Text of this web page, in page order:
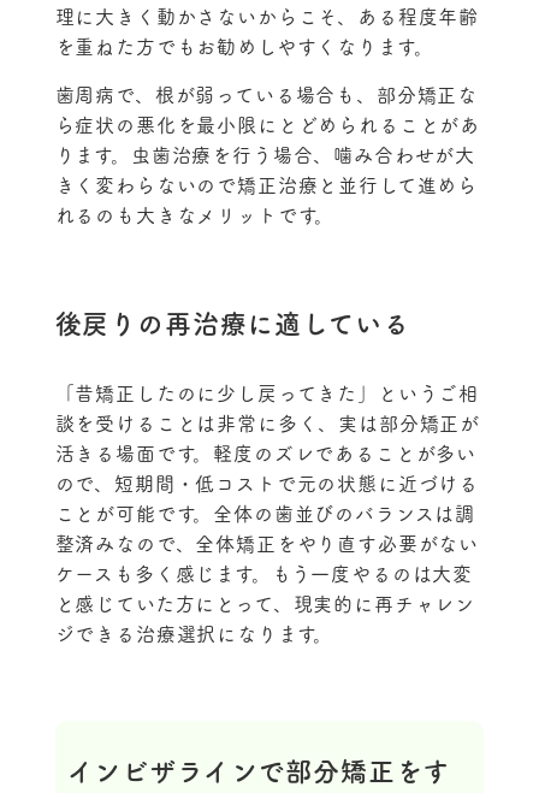
理に大きく動かさないからこそ、ある程度年齢
を重ねた方でもお勧めしやすくなります。
歯周病で、根が弱っている場合も、部分矯正な
ら症状の悪化を最小限にとどめられることがあ
ります。虫歯治療を行う場合、噛み合わせが大
きく変わらないので矯正治療と並行して進めら
れるのも大きなメリットです。
後戻りの再治療に適している
「昔矯正したのに少し戻ってきた」というご相
談を受けることは非常に多く、実は部分矯正が
活きる場面です。軽度のズレであることが多い
ので、短期間・低コストで元の状態に近づける
ことが可能です。全体の歯並びのバランスは調
整済みなので、全体矯正をやり直す必要がない
ケースも多く感じます。もう一度やるのは大変
と感じていた方にとって、現実的に再チャレン
ジできる治療選択になります。
インビザラインで部分矯正をす